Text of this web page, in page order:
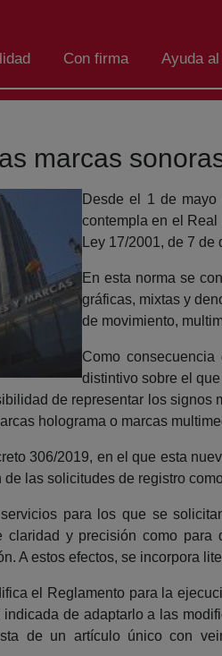
Con firma Ayuda
marcas
Desde el 1 de
contempla en el
Ley 17/2001, de 7
En esta norma se
gráficas, mixtas y
de movimiento,
Como
distintivo sobre el
de representar los
holograma o marcas
306/2019, en el que esta
las solicitudes de registro
para los que se
claridad y precisión como
A estos efectos, se incorpora
el Reglamento para la
de adaptarlo a las
de un artículo único con